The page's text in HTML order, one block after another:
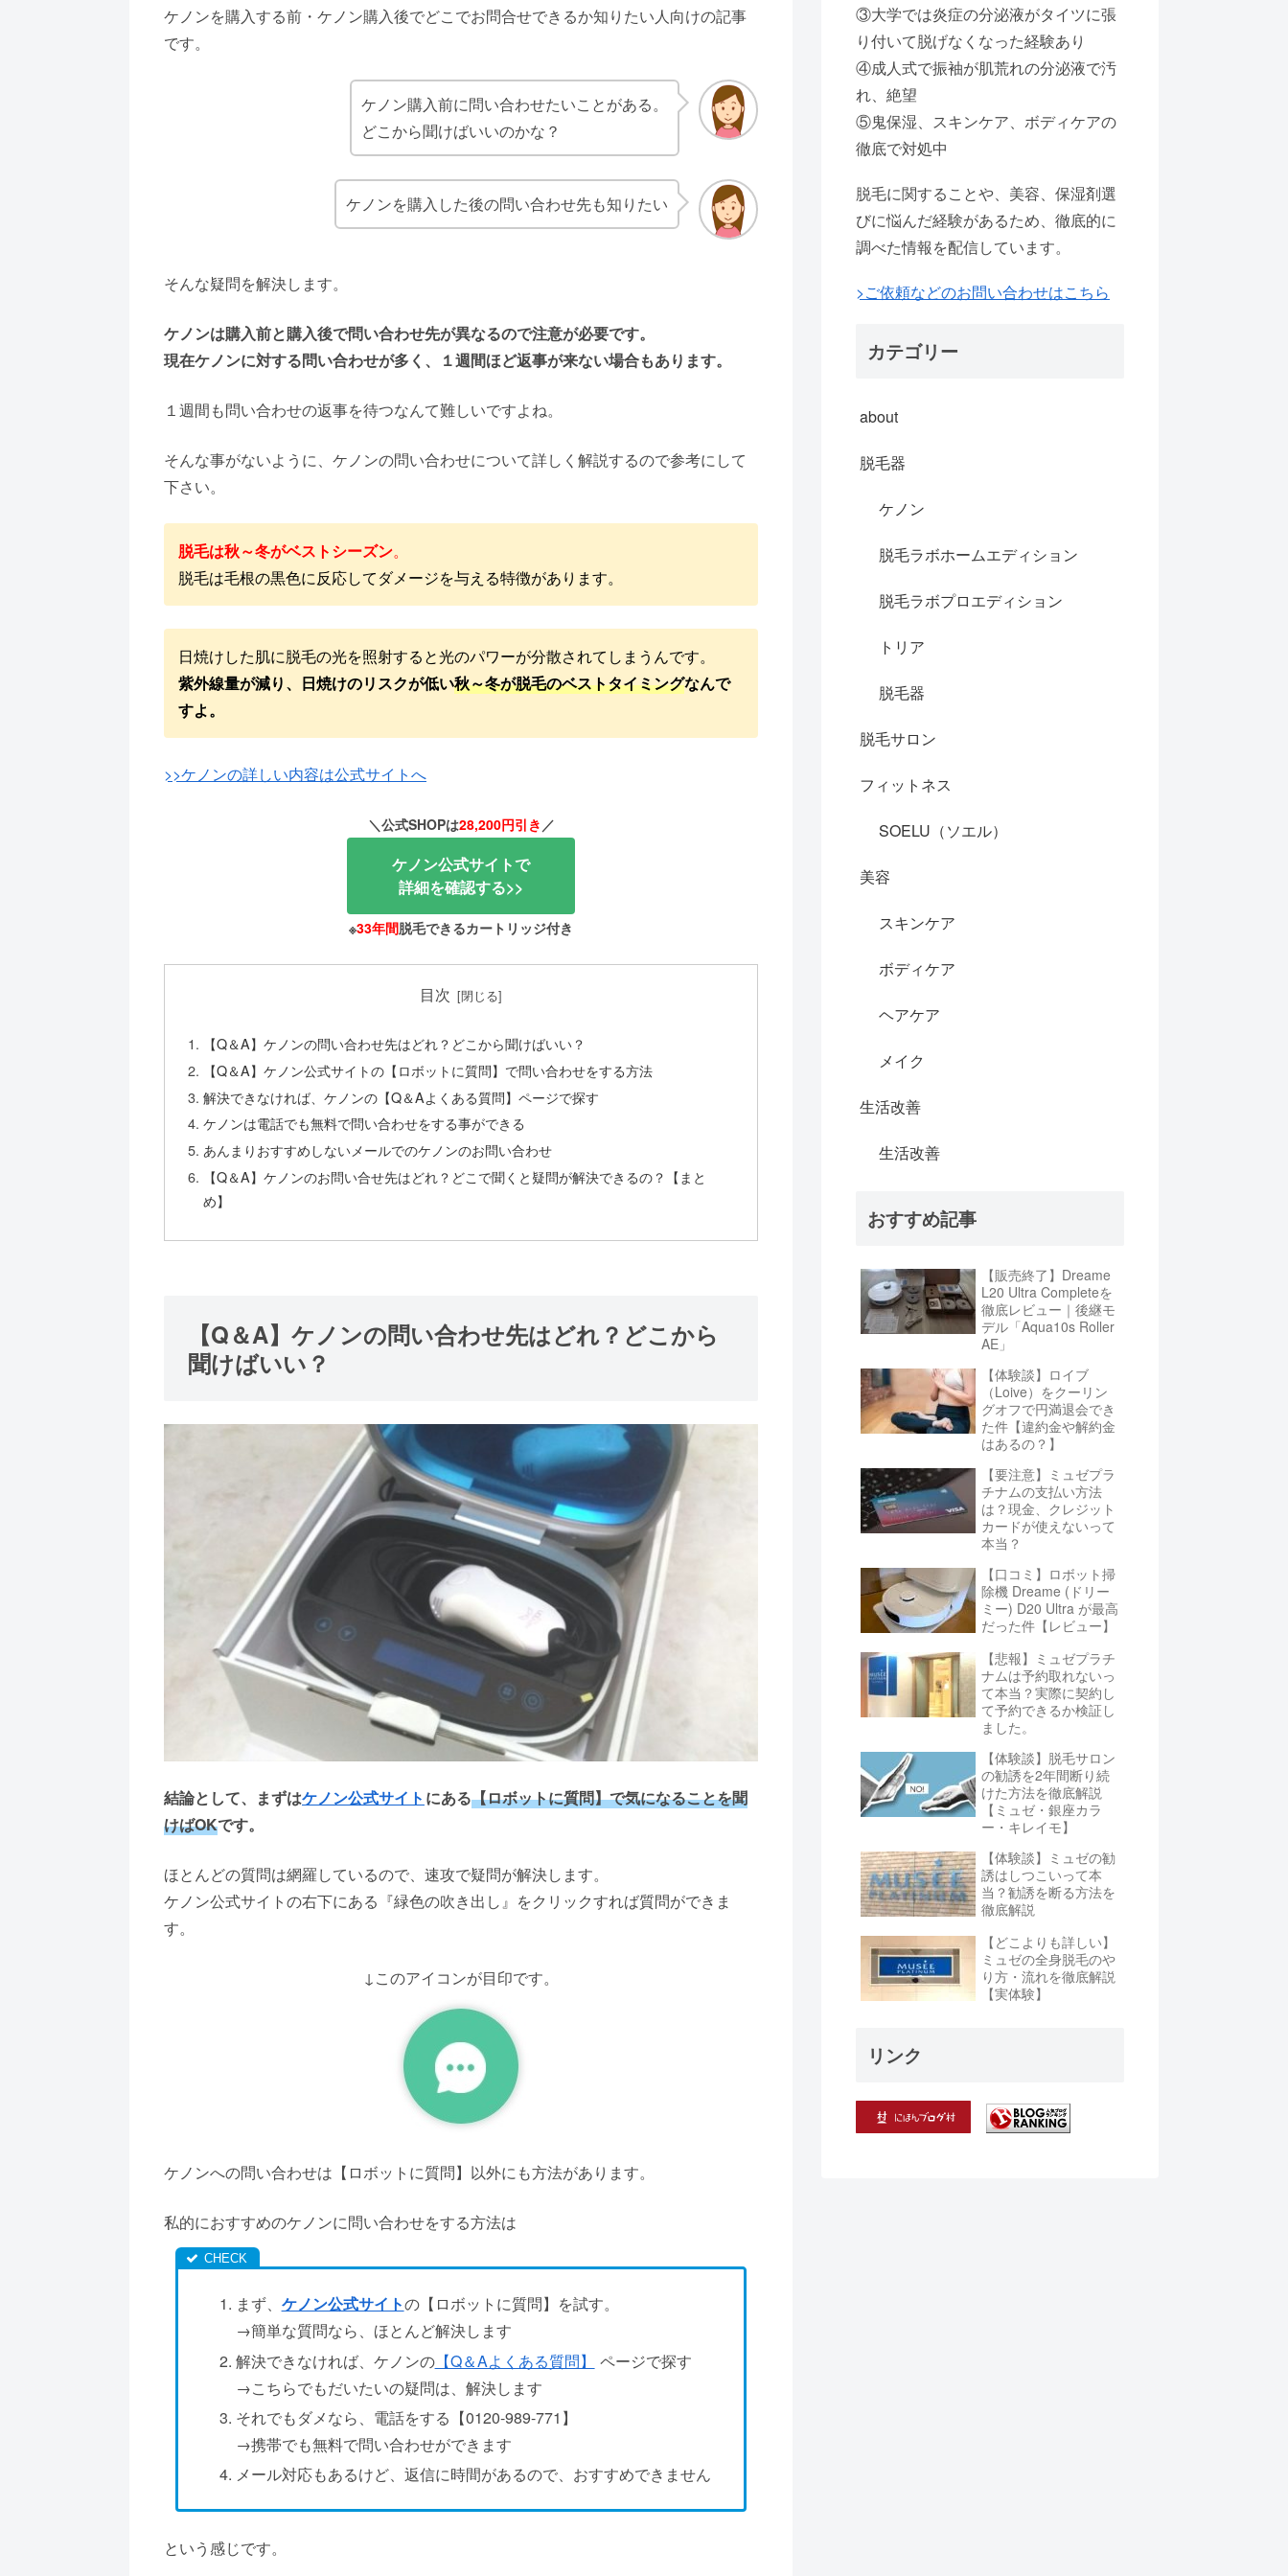
ケノンを購入する前・ケノン購入後でどこでお問合せできるか知りたい人向けの記事
です。
ケノン購入前に問い合わせたいことがある。
どこから聞けばいいのかな？
ケノンを購入した後の問い合わせ先も知りたい
そんな疑問を解決します。
ケノンは購入前と購入後で問い合わせ先が異なるので注意が必要です。
現在ケノンに対する問い合わせが多く、１週間ほど返事が来ない場合もあります。
１週間も問い合わせの返事を待つなんて難しいですよね。
そんな事がないように、ケノンの問い合わせについて詳しく解説するので参考にして
下さい。
脱毛は秋～冬がベストシーズン。
脱毛は毛根の黒色に反応してダメージを与える特徴があります。
日焼けした肌に脱毛の光を照射すると光のパワーが分散されてしまうんです。
紫外線量が減り、日焼けのリスクが低い秋～冬が脱毛のベストタイミングなんで
すよ。
>>ケノンの詳しい内容は公式サイトへ
＼公式SHOPは28,200円引き ／
ケノン公式サイトで
詳細を確認する>>
※33年間脱毛できるカートリッジ付き
目次
【Q＆A】ケノンの問い合わせ先はどれ？どこから聞けばいい？
【Q＆A】ケノン公式サイトの【ロボットに質問】で問い合わせをする方法
解決できなければ、ケノンの【Q＆Aよくある質問】ページで探す
ケノンは電話でも無料で問い合わせをする事ができる
あんまりおすすめしないメールでのケノンのお問い合わせ
【Q＆A】ケノンのお問い合せ先はどれ？どこで聞くと疑問が解決できるの？【まと
め】
【Q＆A】ケノンの問い合わせ先はどれ？どこから
聞けばいい？
結論として、まずはケノン公式サイト にある【ロボットに質問】で気になることを聞
けばOKです。
ほとんどの質問は網羅しているので、速攻で疑問が解決します。
ケノン公式サイトの右下にある『緑色の吹き出し』をクリックすれば質問ができま
す。
↓このアイコンが目印です。
ケノンへの問い合わせは【ロボットに質問】以外にも方法があります。
私的におすすめのケノンに問い合わせをする方法は
まず、 ケノン公式サイトの【ロボットに質問】を試す。
→簡単な質問なら、ほとんど解決します
解決できなければ、ケノンの【Q＆Aよくある質問】
ページで探す
→こちらでもだいたいの疑問は、解決します
それでもダメなら、電話をする【0120-989-771】
→携帯でも無料で問い合わせができます
メール対応もあるけど、返信に時間があるので、おすすめできません
という感じです。
③大学では炎症の分泌液がタイツに張
り付いて脱げなくなった経験あり
④成人式で振袖が肌荒れの分泌液で汚
れ、絶望
⑤鬼保湿、スキンケア、ボディケアの
徹底で対処中
脱毛に関することや、美容、保湿剤選
びに悩んだ経験があるため、徹底的に
調べた情報を配信しています。
>ご依頼などのお問い合わせはこちら
カテゴリー
about
脱毛器
ケノン
脱毛ラボホームエディション
脱毛ラボプロエディション
トリア
脱毛器
脱毛サロン
フィットネス
SOELU（ソエル）
美容
スキンケア
ボディケア
ヘアケア
メイク
生活改善
生活改善
おすすめ記事
【販売終了】Dreame
L20 Ultra Completeを
徹底レビュー｜後継モ
デル「Aqua10s Roller
AE」
【体験談】ロイブ
（Loive）をクーリン
グオフで円満退会でき
た件【違約金や解約金
はあるの？】
【要注意】ミュゼプラ
チナムの支払い方法
は？現金、クレジット
カードが使えないって
本当？
【口コミ】ロボット掃
除機 Dreame (ドリー
ミー) D20 Ultra が最高
だった件【レビュー】
【悲報】ミュゼプラチ
ナムは予約取れないっ
て本当？実際に契約し
て予約できるか検証し
ました。
【体験談】脱毛サロン
の勧誘を2年間断り続
けた方法を徹底解説
【ミュゼ・銀座カラ
ー・キレイモ】
【体験談】ミュゼの勧
誘はしつこいって本
当？勧誘を断る方法を
徹底解説
【どこよりも詳しい】
ミュゼの全身脱毛のや
り方・流れを徹底解説
【実体験】
リンク